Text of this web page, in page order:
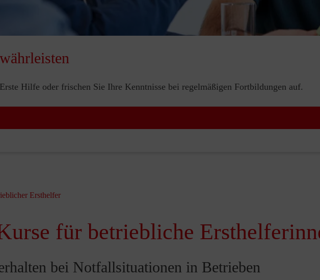
Hilfe oder frischen Sie Ihre Kenntnisse bei regelmäßigen Fortbildungen auf.
Ersthelfer
für betriebliche
bei Notfallsituationen in Betrieben